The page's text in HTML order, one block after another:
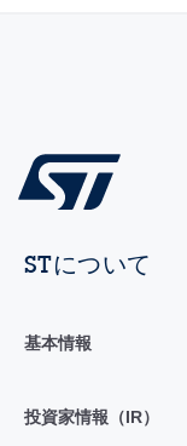
STについて
基本情報
投資家情報（IR）